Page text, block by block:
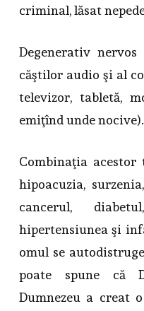
criminal, lăsat
Degenerativ
căştilor audio şi al
televizor, tabletă,
emiţînd unde nocive).
Combinaţia acestor
hipoacuzia,
cancerul,
hipertensiunea şi
omul se
poate spune că
Dumnezeu a creat